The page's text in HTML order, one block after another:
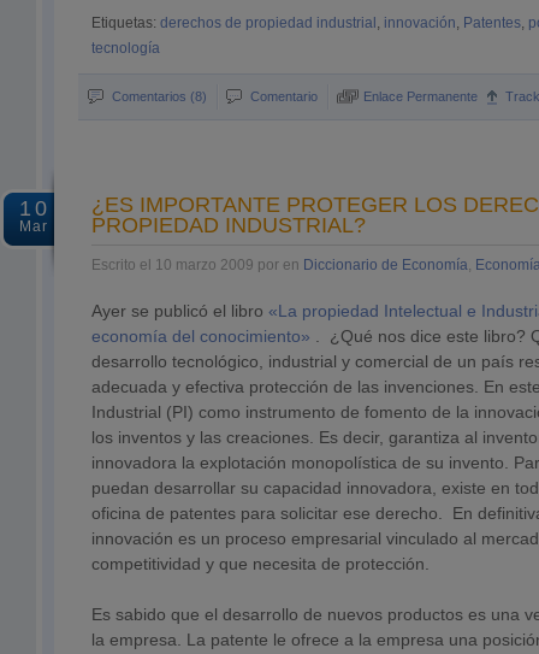
Etiquetas: derechos de propiedad industrial , innovación, Patentes,
tecnología
Comentarios (8) Comentario Enlace Permanente
10
Mar
¿ES IMPORTANTE PROTEGER LOS
PROPIEDAD INDUSTRIAL?
Escrito el 10 marzo 2009 por en Diccionario de Economía,
Ayer se publicó el libro «La propiedad Intelectual e
economía del conocimiento»
. ¿Qué nos dice este libro?
desarrollo tecnológico, industrial y comercial de un país
adecuada y efectiva protección de las invenciones. En
Industrial (PI) como instrumento de fomento de la
los inventos y las creaciones. Es decir, garantiza al
innovadora la explotación monopolística de su invento.
puedan desarrollar su capacidad innovadora, existe en
oficina de patentes para solicitar ese derecho. En
innovación es un proceso empresarial vinculado al
competitividad y que necesita de protección.
Es sabido que el desarrollo de nuevos productos es una
la empresa. La patente le ofrece a la empresa una